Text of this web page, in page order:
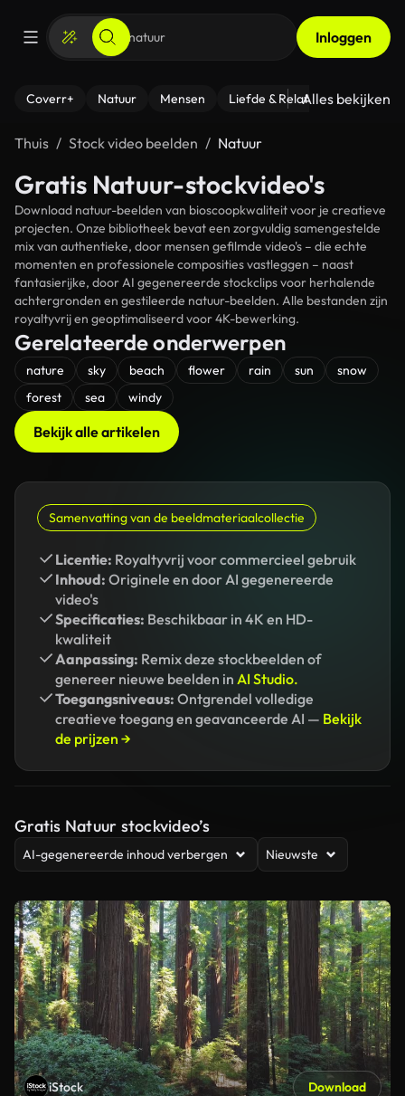
Inloggen
Coverr+ Natuur Mensen Liefde & Relaties - Fitness
Alles bekijken
Thuis Stock video beelden Natuur
Gratis Natuur-stockvideo's
Download natuur-beelden van bioscoopkwaliteit voor je creatieve
projecten. Onze bibliotheek bevat een zorgvuldig samengestelde
mix van authentieke, door mensen gefilmde video's – die echte
momenten en professionele composities vastleggen – naast
fantasierijke, door AI gegenereerde stockclips voor herhalende
achtergronden en gestileerde natuur-beelden. Alle bestanden zijn
royaltyvrij en geoptimaliseerd voor 4K-bewerking.
Gerelateerde onderwerpen
nature sky beach flower rain sun
snow
forest
sea windy
Bekijk alle artikelen
Samenvatting van de beeldmateriaalcollectie
Licentie: Royaltyvrij voor commercieel gebruik
Inhoud: Originele en door AI gegenereerde
video's
Specificaties: Beschikbaar in 4K en HD-
kwaliteit
Aanpassing: Remix deze stockbeelden of
genereer nieuwe beelden in AI Studio.
Toegangsniveaus: Ontgrendel volledige
creatieve toegang en geavanceerde AI — Bekijk
de prijzen →
Gratis Natuur stockvideo’s
AI-gegenereerde inhoud verbergen Nieuwste
iStock Download